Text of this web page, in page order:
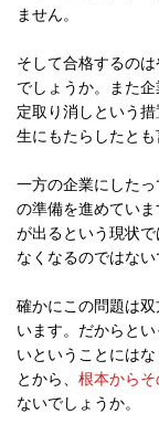
ません。
そして合格するの
でしょうか。また
定取り消しという
生にもたらしたとも
一方の企業にした
の準備を進めてい
が出るという現状
なくなるのではない
確かにこの問題は
います。だからと
いということには
とから、 根本から
ないでしょうか。